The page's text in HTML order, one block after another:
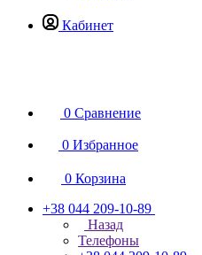
Кабинет
0 Сравнение
0 Избранное
0 Корзина
+38 044 209-10-89
Назад
Телефоны